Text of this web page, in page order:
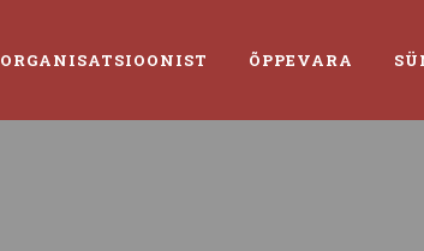
ORGANISATSIOONIST ÕPPEVARA